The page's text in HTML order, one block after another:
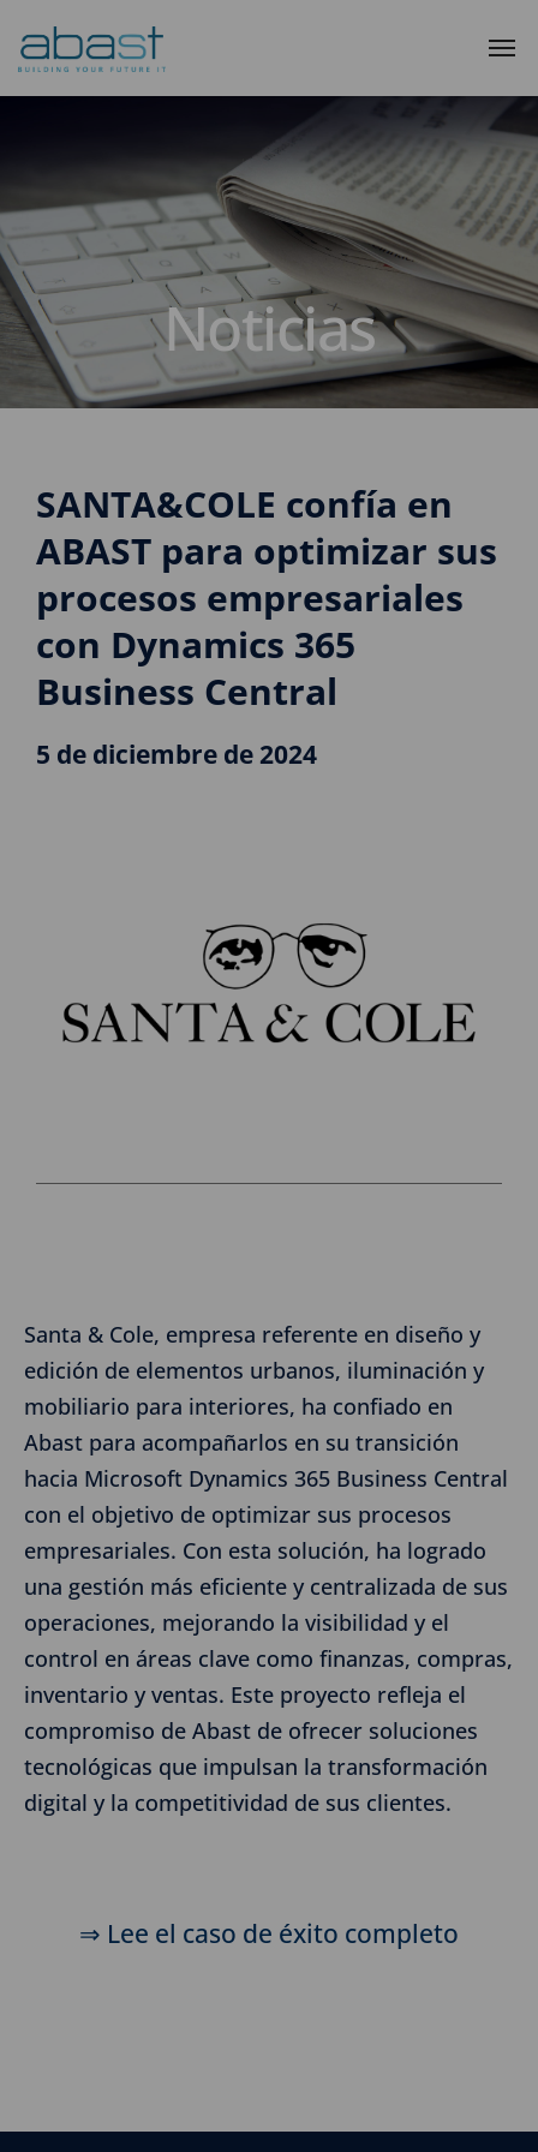
Noticias
SANTA&COLE confía en
ABAST para optimizar sus
procesos empresariales
con Dynamics 365
Business Central
5 de diciembre de 2024
Santa & Cole, empresa referente en diseño y
edición de elementos urbanos, iluminación y
mobiliario para interiores, ha confiado en
Abast para acompañarlos en su transición
hacia Microsoft Dynamics 365 Business Central
con el objetivo de optimizar sus procesos
empresariales. Con esta solución, ha logrado
una gestión más eficiente y centralizada de sus
operaciones, mejorando la visibilidad y el
control en áreas clave como finanzas, compras,
inventario y ventas. Este proyecto refleja el
compromiso de Abast de ofrecer soluciones
tecnológicas que impulsan la transformación
digital y la competitividad de sus clientes.
⇒ Lee el caso de éxito completo